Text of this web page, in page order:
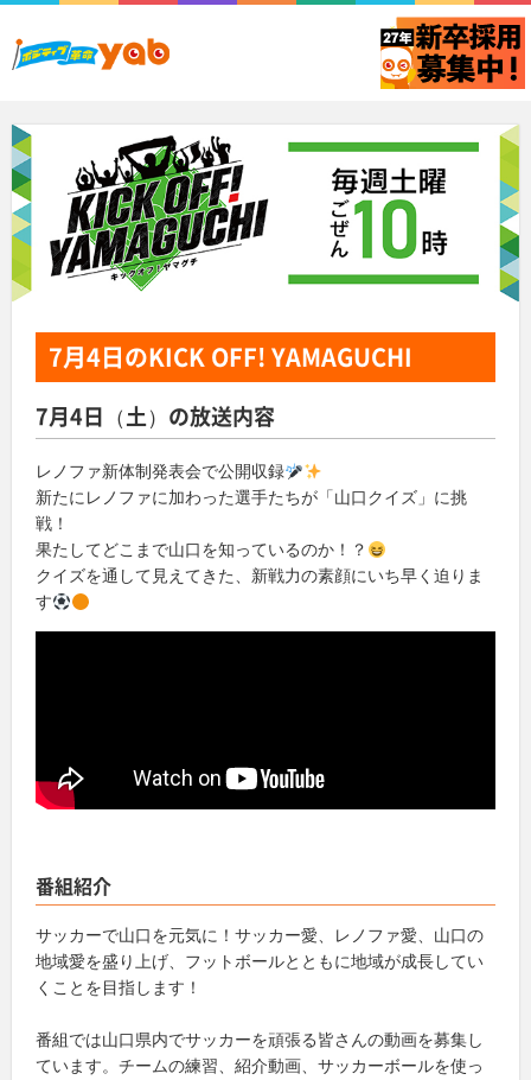
7月4日のKICK OFF! YAMAGUCHI
7月4日（土）の放送内容
レノファ新体制発表会で公開収録
新たにレノファに加わった選手たちが「山口クイズ」に挑
戦！
果たしてどこまで山口を知っているのか！？
クイズを通して見えてきた、新戦力の素顔にいち早く迫りま
す
番組紹介
サッカーで山口を元気に！サッカー愛、レノファ愛、山口の
地域愛を盛り上げ、フットボールとともに地域が成長してい
くことを目指します！
番組では山口県内でサッカーを頑張る皆さんの動画を募集し
ています。チームの練習、紹介動画、サッカーボールを使っ